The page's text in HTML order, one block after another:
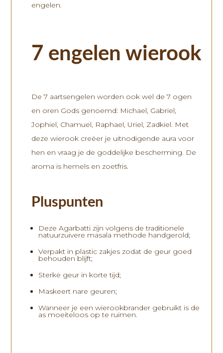
engelen.
7 engelen wierook
De 7 aartsengelen worden ook wel de 7 ogen
en oren Gods genoemd: Michael, Gabriel,
Jophiel, Chamuel, Raphael, Uriel, Zadkiel. Met
deze wierook creëer je uitnodigende aura voor
hen en vraag je de goddelijke bescherming. De
aroma is hemels en zoetfris.
Pluspunten
DezeAgarbatti zijn volgens de traditionele
natuurzuivere masala methode handgerold;
Verpakt in plastic zakjes zodat de geur goed
behouden blijft;
Sterke geur in korte tijd;
Maskeert nare geuren;
Wanneer je een wierookbrander gebruikt is de
as moeiteloos op te ruimen.